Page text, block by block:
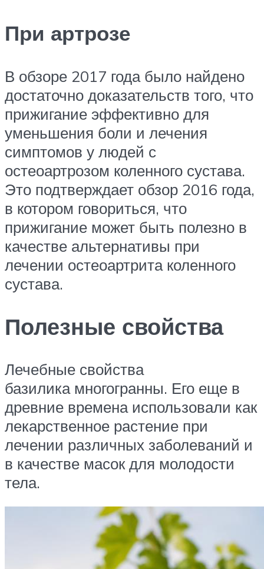
При артрозе
В обзоре 2017 года было найдено
достаточно доказательств того, что
прижигание эффективно для
уменьшения боли и лечения
симптомов у людей с
остеоартрозом коленного сустава.
Это подтверждает обзор 2016 года,
в котором говориться, что
прижигание может быть полезно в
качестве альтернативы при
лечении остеоартрита коленного
сустава.
Полезные свойства
Лечебные свойства
базилика многогранны. Его еще в
древние времена использовали как
лекарственное растение при
лечении различных заболеваний и
в качестве масок для молодости
тела.